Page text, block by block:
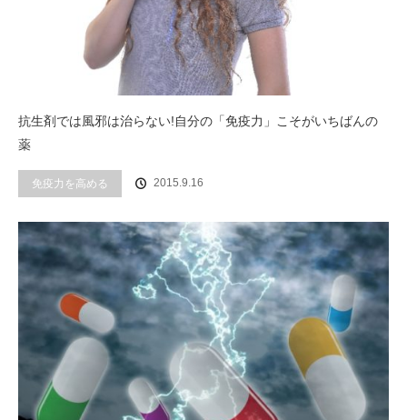
抗生剤では風邪は治らない!自分の「免疫力」こそがいちばんの
薬
免疫力を高める 2015.9.16